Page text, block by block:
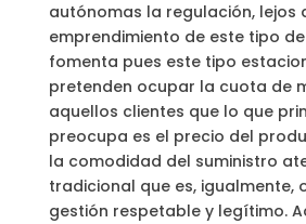
autónomas la regulación, lejos
emprendimiento de este tipo
fomenta pues este tipo
pretenden ocupar la cuota de
aquellos clientes que lo que
preocupa es el precio del
la comodidad del suministro
tradicional que es, igualmente,
gestión respetable y legítimo.